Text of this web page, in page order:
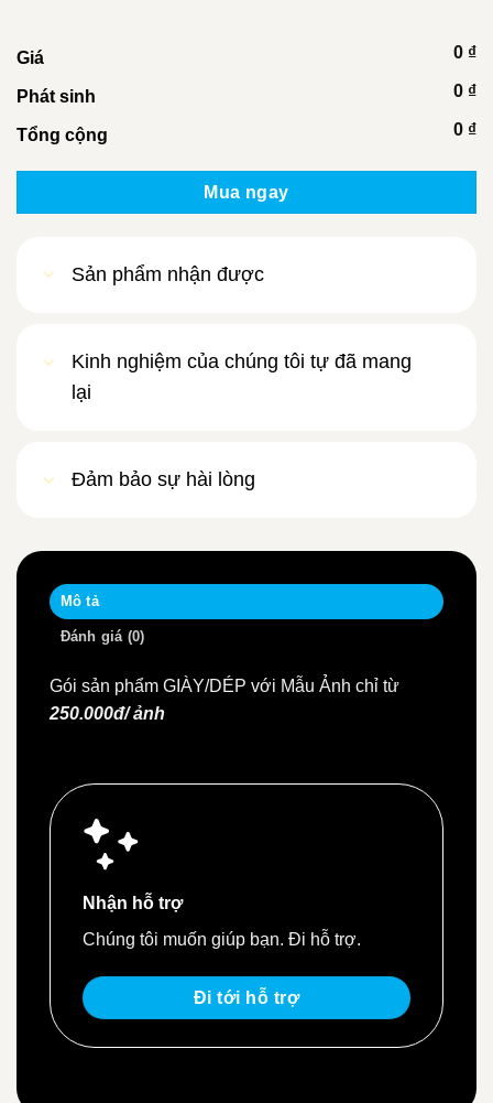
Giá 0 ₫
Phát sinh 0 ₫
Tổng cộng 0 ₫
Mua ngay
Sản phẩm nhận được
Kinh nghiệm của chúng tôi tự đã mang
lại
Đảm bảo sự hài lòng
Mô tả
Đánh giá (0)
Gói sản phẩm GIÀY/DÉP với Mẫu Ảnh chỉ từ
250.000đ/ ảnh
Nhận hỗ trợ
Chúng tôi muốn giúp bạn. Đi hỗ trợ.
Đi tới hỗ trợ